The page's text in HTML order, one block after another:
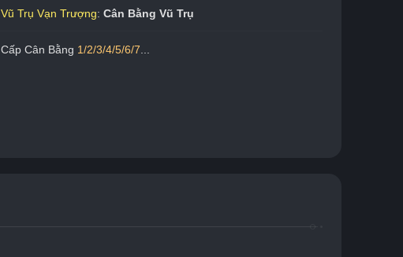
Vũ Trụ Vạn Trượng: Cân Bằng Vũ Trụ
Cấp Cân Bằng 1/2/3/4/5/6/7